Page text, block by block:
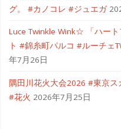
グ。 #カノコレ #ジュエガ
Luce Twinkle Wink☆ 「ハー
ト #錦糸町パルコ #ルーチェ
年7月26日
隅田川花火大会2026 #東京
#花火 2026年7月25日